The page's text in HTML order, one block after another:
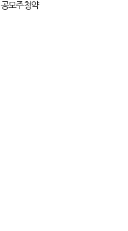
공모주 청약